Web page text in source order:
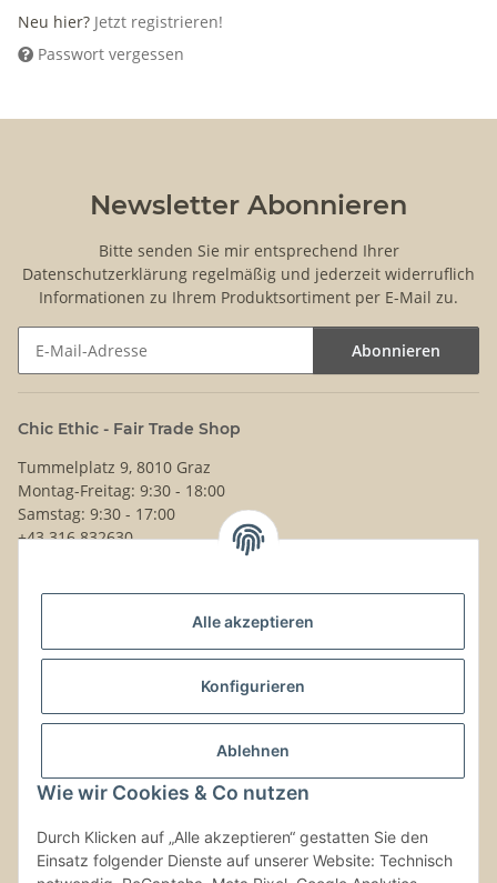
Alle akzeptieren
Konfigurieren
Ablehnen
Wie wir Cookies & Co nutzen
Durch Klicken auf „Alle akzeptieren“ gestatten Sie den
Einsatz folgender Dienste auf unserer Website: Technisch
Neu hier? Jetzt registrieren!
Passwort vergessen
Newsletter Abonnieren
Bitte senden Sie mir entsprechend Ihrer
Datenschutzerklärung regelmäßig und jederzeit widerruflich
Informationen zu Ihrem Produktsortiment per E-Mail zu.
Abonnieren
Chic Ethic - Fair Trade Shop
Tummelplatz 9, 8010 Graz
Montag-Freitag: 9:30 - 18:00
Samstag: 9:30 - 17:00
+43 316 832630
Kontaktinformationen
Vertrag widerrufen